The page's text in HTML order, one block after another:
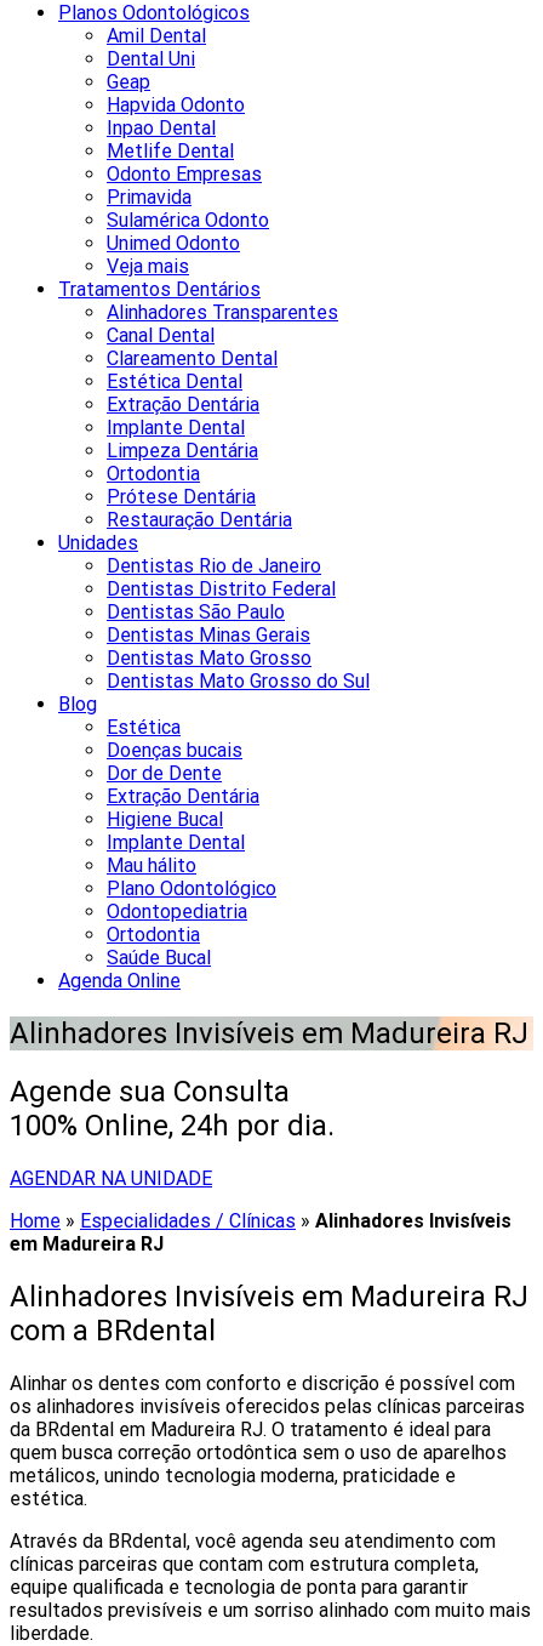
Planos Odontológicos
Amil Dental
Dental Uni
Geap
Hapvida Odonto
Inpao Dental
Metlife Dental
Odonto Empresas
Primavida
Sulamérica Odonto
Unimed Odonto
Veja mais
Tratamentos Dentários
Alinhadores Transparentes
Canal Dental
Clareamento Dental
Estética Dental
Extração Dentária
Implante Dental
Limpeza Dentária
Ortodontia
Prótese Dentária
Restauração Dentária
Unidades
Dentistas Rio de Janeiro
Dentistas Distrito Federal
Dentistas São Paulo
Dentistas Minas Gerais
Dentistas Mato Grosso
Dentistas Mato Grosso do Sul
Blog
Estética
Doenças bucais
Dor de Dente
Extração Dentária
Higiene Bucal
Implante Dental
Mau hálito
Plano Odontológico
Odontopediatria
Ortodontia
Saúde Bucal
Agenda Online
Alinhadores Invisíveis em Madureira RJ
Agende sua Consulta
100% Online, 24h por dia.
AGENDAR NA UNIDADE
Home » Especialidades / Clínicas » Alinhadores Invisíveis
em Madureira RJ
Alinhadores Invisíveis em Madureira RJ
com a BRdental
Alinhar os dentes com conforto e discrição é possível com
os alinhadores invisíveis oferecidos pelas clínicas parceiras
da BRdental em Madureira RJ. O tratamento é ideal para
quem busca correção ortodôntica sem o uso de aparelhos
metálicos, unindo tecnologia moderna, praticidade e
estética.
Através da BRdental, você agenda seu atendimento com
clínicas parceiras que contam com estrutura completa,
equipe qualificada e tecnologia de ponta para garantir
resultados previsíveis e um sorriso alinhado com muito mais
liberdade.